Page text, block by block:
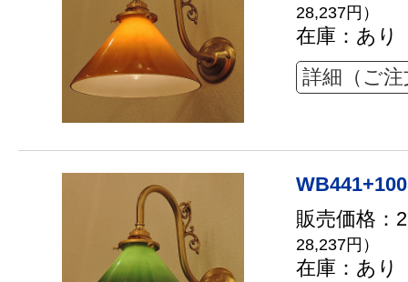
28,237円）
在庫：あり
詳細（ご
販売価格：
28,237円）
在庫：あり